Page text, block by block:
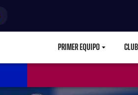
PRIMER EQUIPO CLUB